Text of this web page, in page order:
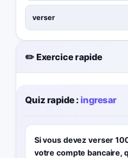
verser
✏️ Exercice rapide
Quiz rapide : ingresar
Si vous devez verser
votre compte bancaire,